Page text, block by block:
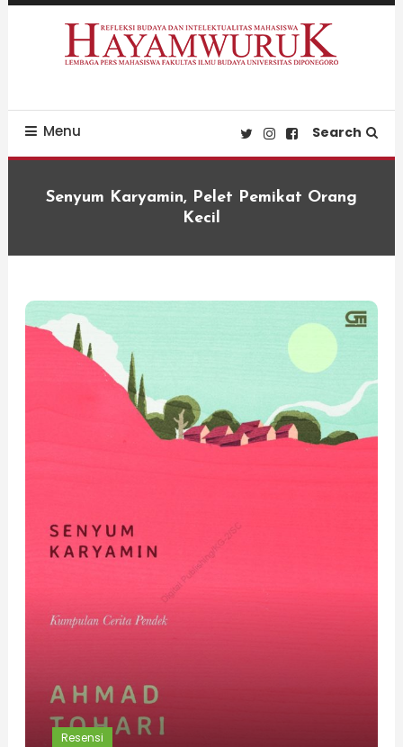
Skip
Menu Search
Senyum Karyamin, Pelet Pemikat Orang
Kecil
Resensi